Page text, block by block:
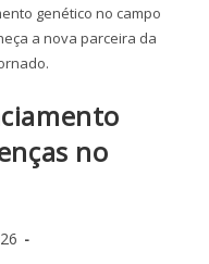
genético no campo
a nova parceira da
no